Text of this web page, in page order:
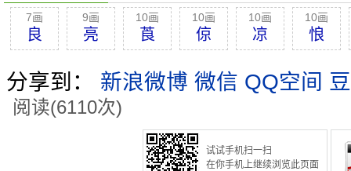
7画
良
9画
亮
10画
莨
10画
倞
10画
凉
10画
悢
分享到： 新浪微博 微信 QQ空间
阅读(6110次)
试试手机扫一扫
在你手机上继续浏览此页面